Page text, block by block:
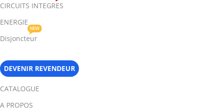
CIRCUITS INTEGRES
ENERGIE
Disjoncteur
NEW
DEVENIR REVENDEUR
CATALOGUE
A PROPOS